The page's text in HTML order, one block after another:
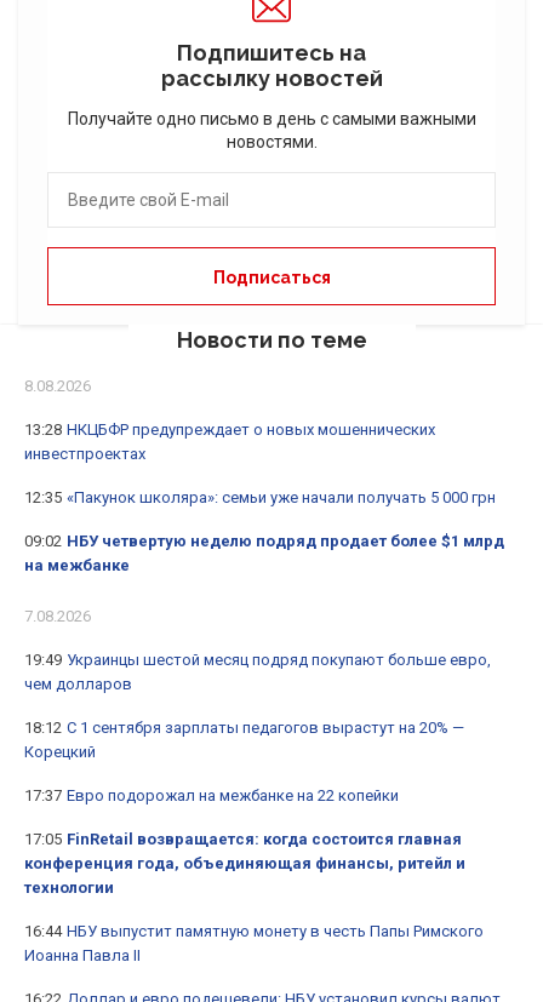
Подпишитесь на
рассылку новостей
Получайте одно письмо в день с самыми важными
новостями.
Новости по теме
8.08.2026
13:28 НКЦБФР предупреждает о новых мошеннических
инвестпроектах
12:35 «Пакунок школяра»: семьи уже начали получать 5 000 грн
09:02 НБУ четвертую неделю подряд продает более $1 млрд
на межбанке
7.08.2026
19:49 Украинцы шестой месяц подряд покупают больше евро,
чем долларов
18:12 С 1 сентября зарплаты педагогов вырастут на 20% —
Корецкий
17:37 Евро подорожал на межбанке на 22 копейки
17:05 FinRetail возвращается: когда состоится главная
конференция года, объединяющая финансы, ритейл и
технологии
16:44 НБУ выпустит памятную монету в честь Папы Римского
Иоанна Павла II